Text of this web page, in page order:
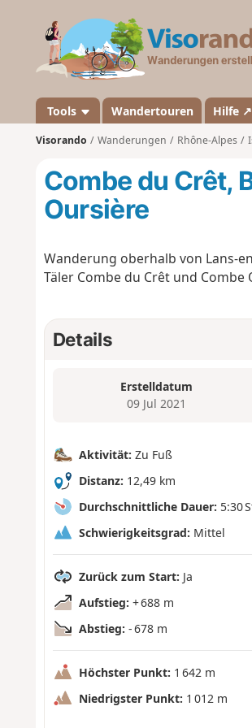
Tools Wandertouren Hilfe ↗
Visorando Wanderungen Rhône-Alpes
Combe du Crêt,
Oursière
Wanderung oberhalb von Lans-
Täler Combe du Crêt und Combe
Details
Erstelldatum
09 Jul 2021
Aktivität: Zu Fuß
Distanz: 12,49 km
Durchschnittliche Dauer: 5:30
Schwierigkeitsgrad: Mittel
Zurück zum Start: Ja
Aufstieg: + 688 m
Abstieg: - 678 m
Höchster Punkt: 1 642 m
Niedrigster Punkt: 1 012 m